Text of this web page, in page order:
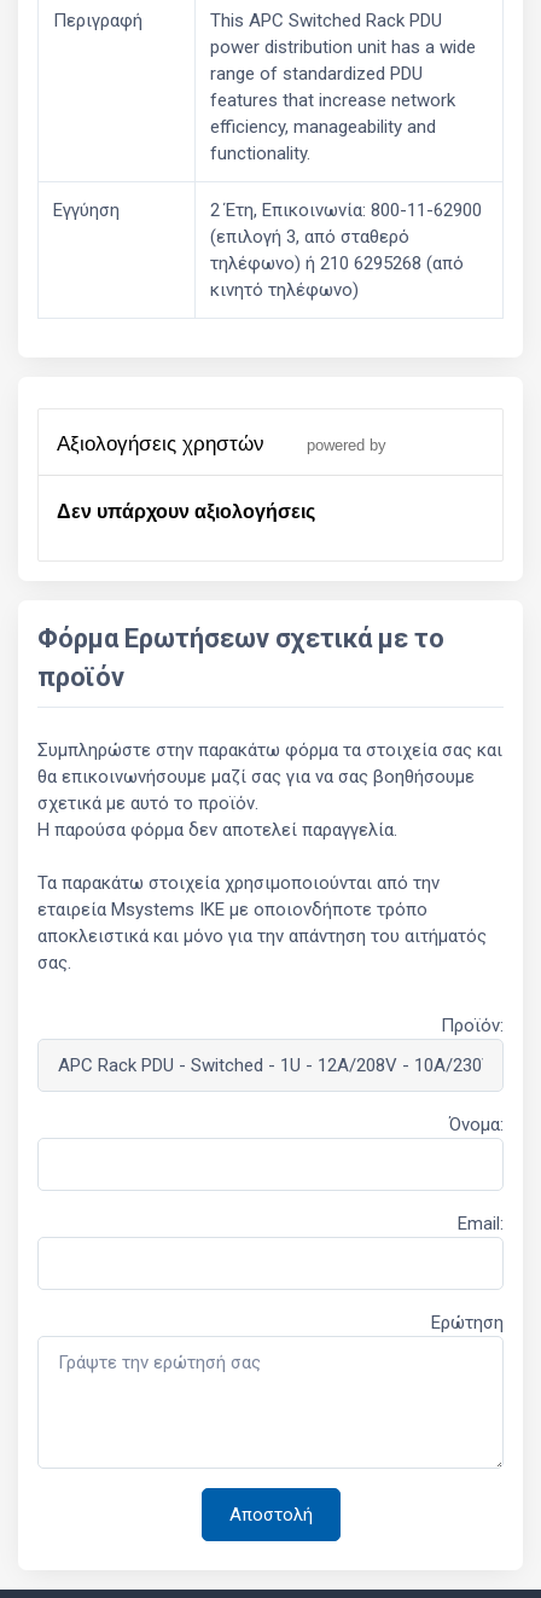
Περιγραφή
This APC Switched Rack PDU
power distribution unit has a wide
range of standardized PDU
features that increase network
efficiency, manageability and
functionality.
Εγγύηση
2 Έτη, Επικοινωνία: 800-11-62900
(επιλογή 3, από σταθερό
τηλέφωνο) ή 210 6295268 (από
κινητό τηλέφωνο)
αξιολογήσεις χρηστών powered by
Δεν υπάρχουν αξιολογήσεις
Φόρμα Ερωτήσεων σχετικά με το
προϊόν
Συμπληρώστε στην παρακάτω φόρμα τα στοιχεία σας και
θα επικοινωνήσουμε μαζί σας για να σας βοηθήσουμε
σχετικά με αυτό το προϊόν.
Η παρούσα φόρμα δεν αποτελεί παραγγελία.
Τα παρακάτω στοιχεία χρησιμοποιούνται από την
εταιρεία Msystems ΙΚΕ με οποιονδήποτε τρόπο
αποκλειστικά και μόνο για την απάντηση του αιτήματός
σας.
Προϊόν:
Όνομα:
Email:
Ερώτηση